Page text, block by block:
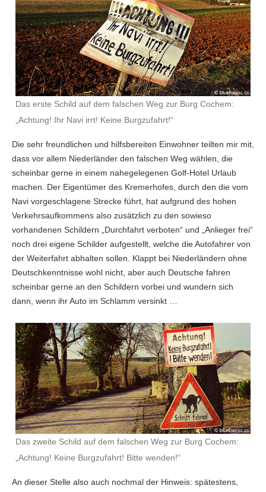
Das erste Schild auf dem falschen Weg zur Burg Cochem:
„Achtung! Ihr Navi irrt! Keine Burgzufahrt!“
Die sehr freundlichen und hilfsbereiten Einwohner teilten mir mit,
dass vor allem Niederländer den falschen Weg wählen, die
scheinbar gerne in einem nahegelegenen Golf-Hotel Urlaub
machen. Der Eigentümer des Kremerhofes, durch den die vom
Navi vorgeschlagene Strecke führt, hat aufgrund des hohen
Verkehrsaufkommens also zusätzlich zu den sowieso
vorhandenen Schildern „Durchfahrt verboten“ und „Anlieger frei“
noch drei eigene Schilder aufgestellt, welche die Autofahrer von
der Weiterfahrt abhalten sollen. Klappt bei Niederländern ohne
Deutschkenntnisse wohl nicht, aber auch Deutsche fahren
scheinbar gerne an den Schildern vorbei und wundern sich
dann, wenn ihr Auto im Schlamm versinkt …
Das zweite Schild auf dem falschen Weg zur Burg Cochem:
„Achtung! Keine Burgzufahrt! Bitte wenden!“
An dieser Stelle also auch nochmal der Hinweis: spätestens,